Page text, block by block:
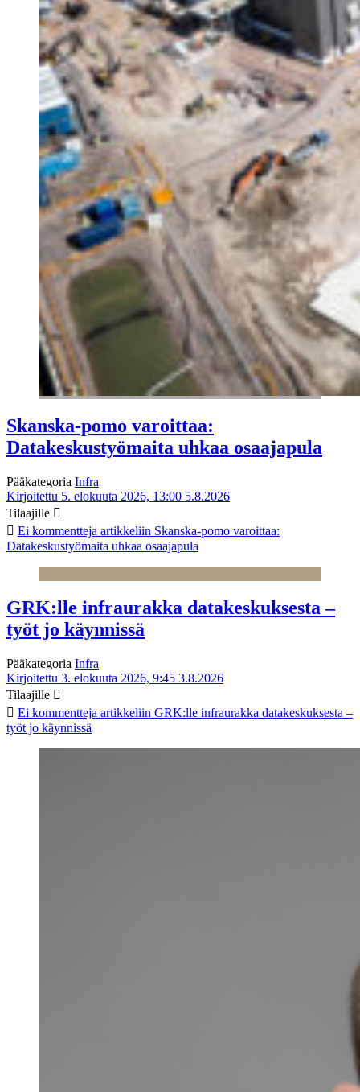
Skanska-pomo varoittaa:
Datakeskustyömaita uhkaa osaajapula
Pääkategoria Infra
Kirjoitettu 5. elokuuta 2026, 13:00 5.8.2026
Tilaajille
Ei kommentteja artikkeliin Skanska-pomo varoittaa:
Datakeskustyömaita uhkaa osaajapula
GRK:lle infraurakka datakeskuksesta –
työt jo käynnissä
Pääkategoria Infra
Kirjoitettu 3. elokuuta 2026, 9:45 3.8.2026
Tilaajille
Ei kommentteja artikkeliin GRK:lle infraurakka datakeskuksesta –
työt jo käynnissä